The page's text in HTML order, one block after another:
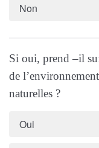
Non
Si oui, prend –il
de
naturelles ?
Oui